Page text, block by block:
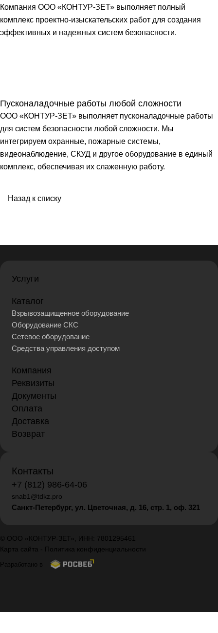
Компания ООО «КОНТУР-ЗЕТ» выполняет полный
комплекс проектно-изыскательских работ для создания
эффективных и надежных систем безопасности.
Пусконаладочные работы любой сложности
ООО «КОНТУР-ЗЕТ» выполняет пусконаладочные работы
для систем безопасности любой сложности. Мы
интегрируем охранные, пожарные системы,
видеонаблюдение, СКУД и другое оборудование в единый
комплекс, обеспечивая их слаженную работу.
Назад к списку
Услуги
Каталог
Взрывозащищенное оборудование
Оборудование СКС
Сетевое оборудование
Средства управления доступом
Компания
Реквизиты
Документы
Оплата
Доставка
Возврат
Контакты
+7 (812) 986-64-06
snab1@tdkz.pro
Санкт-Петербург, ул. Цветочная, д. 16, стр. 1, оф. 321
© ООО «КОНТУР-ЗЕТ», ИНН: 7801295461
Карта сайта - Политика конфиденциальности
Разработано в